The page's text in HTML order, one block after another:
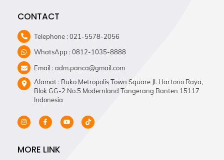
CONTACT
Telephone : 021-5578-2056
WhatsApp : 0812-1035-8888
Email : adm.panca@gmail.com
Alamat : Ruko Metropolis Town Square Jl. Hartono Raya,
Blok GG-2 No.5 Modernland Tangerang Banten 15117
Indonesia
MORE LINK